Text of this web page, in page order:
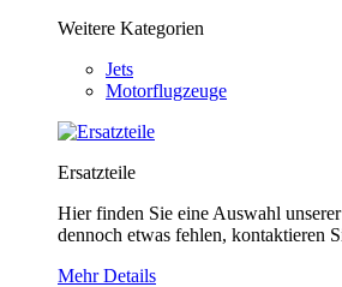
Weitere Kategorien
Jets
Motorflugzeuge
Ersatzteile
Hier finden Sie eine Auswahl
dennoch etwas fehlen, kontaktieren
Mehr Details